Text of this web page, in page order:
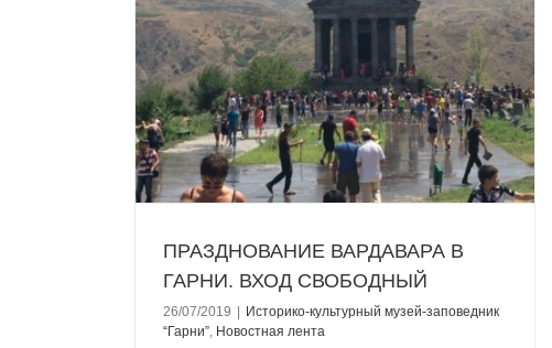
ПРАЗДНОВАНИЕ ВАРДАВАРА В
ГАРНИ. ВХОД СВОБОДНЫЙ
26/07/2019
Историко-культурный музей-заповедник
“Гарни”, Новостная лента